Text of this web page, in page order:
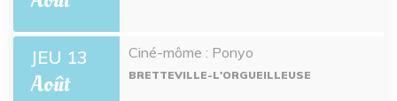
JEU 13
Août
Ciné-môme : Ponyo
BRETTEVILLE-L'ORGUEILLEUSE